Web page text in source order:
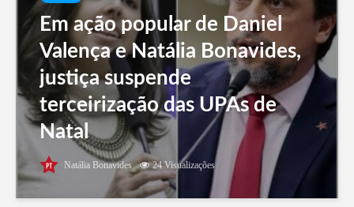
Em ação popular de Daniel
Valença e Natália Bonavides,
justiça suspende
terceirização das UPAs de
Natal
Natália Bonavides 24 Visualizações